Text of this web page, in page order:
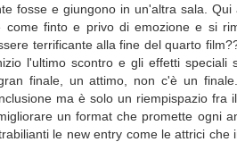
fosse e giungono in un'altra sala.
finto e privo di emozione e si
terrificante alla fine del quarto
l'ultimo scontro e gli effetti speciali
finale, un attimo, non c'è un
ma è solo un riempispazio fra
un format che promette ogni
le new entry come le attrici che